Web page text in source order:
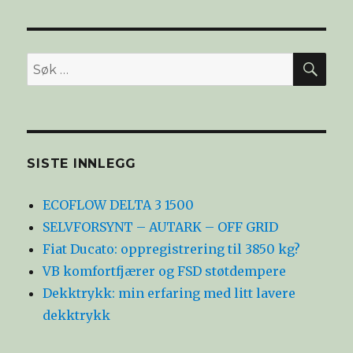
Søk
etter:
SISTE INNLEGG
ECOFLOW DELTA 3 1500
SELVFORSYNT – AUTARK – OFF GRID
Fiat Ducato: oppregistrering til 3850 kg?
VB komfortfjærer og FSD støtdempere
Dekktrykk: min erfaring med litt lavere
dekktrykk